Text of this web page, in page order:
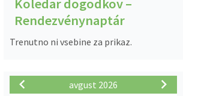
Koledar dogodkov –
Rendezvénynaptár
Trenutno ni vsebine za prikaz.
avgust 2026